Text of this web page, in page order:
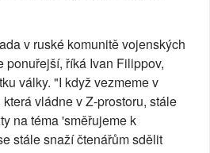
v ruské komunitě vojenských
ponuřejší, říká Ivan Filippov,
války. "I když vezmeme v
vládne v Z-prostoru, stále
na téma 'směřujeme k
stále snaží čtenářům sdělit